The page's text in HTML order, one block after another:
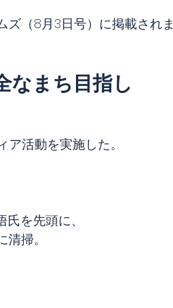
ズ（8月3日号）に掲載されま
なまち目指し
活動を実施した。
を先頭に、
掃。